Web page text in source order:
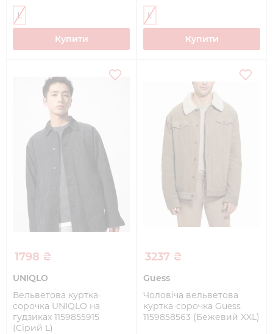
L
Купити
L
Купити
1798 ₴
UNIQLO
Вельветова куртка-
сорочка UNIQLO на
гудзиках 1159855915
(Сірий L)
3237 ₴
Guess
Чоловіча вельветова
куртка-сорочка Guess
1159858563 (Бежевий XXL)